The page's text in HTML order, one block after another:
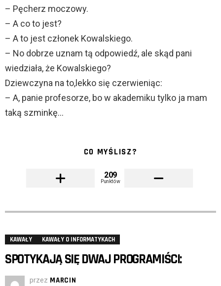
– Pęcherz moczowy.
– A co to jest?
– A to jest członek Kowalskiego.
– No dobrze uznam tą odpowiedź, ale skąd pani
wiedziała, że Kowalskiego?
Dziewczyna na to,lekko się czerwieniąc:
– A, panie profesorze, bo w akademiku tylko ja mam
taką szminkę…
CO MYŚLISZ?
209
Punktów
KAWAŁY KAWAŁY O INFORMATYKACH
SPOTYKAJĄ SIĘ DWAJ PROGRAMIŚCI:
przez MARCIN